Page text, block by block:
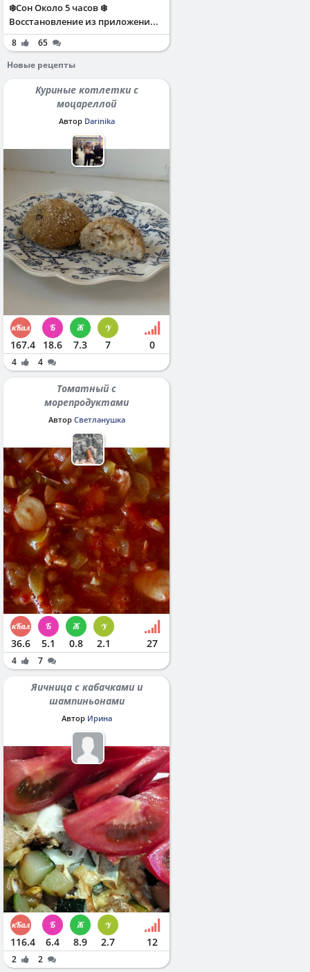
❄️Сон Около 5 часов ❄️
Восстановление из приложени...
8
65
Новые рецепты
Куриные котлетки с
моцареллой
Автор Darinika
167.4 18.6 7.3 7 0
4 4
Томатный с
морепродуктами
Автор Светланушка
36.6 5.1 0.8 2.1 27
4 7
Яичница с кабачками и
шампиньонами
Автор Ирина
116.4 6.4 8.9 2.7 12
2
2